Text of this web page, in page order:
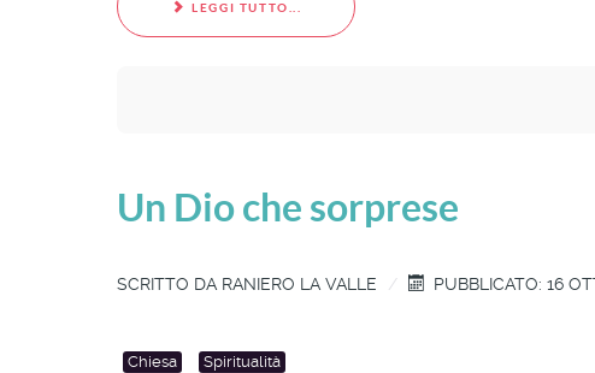
LEGGI TUTTO...
Un Dio che sorprese
SCRITTO DA RANIERO LA VALLE PUBBLICATO: 16
Chiesa Spiritualità